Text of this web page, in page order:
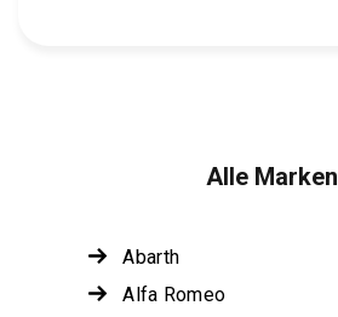
Alle Marken
Abarth
Alfa Romeo